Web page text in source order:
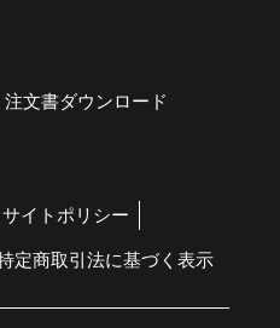
注文書ダウンロード
サイトポリシー
定商取引法に基づく表示